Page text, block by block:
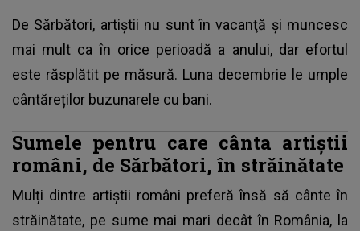
De Sărbători, artiştii nu sunt în vacanţă și muncesc
mai mult ca în orice perioadă a anului, dar efortul
este răsplătit pe măsură. Luna decembrie le umple
cântăreților buzunarele cu bani.
Sumele pentru care cânta artiștii
români, de Sărbători, în străinătate
Mulți dintre artiștii români preferă însă să cânte în
străinătate, pe sume mai mari decât în România, la